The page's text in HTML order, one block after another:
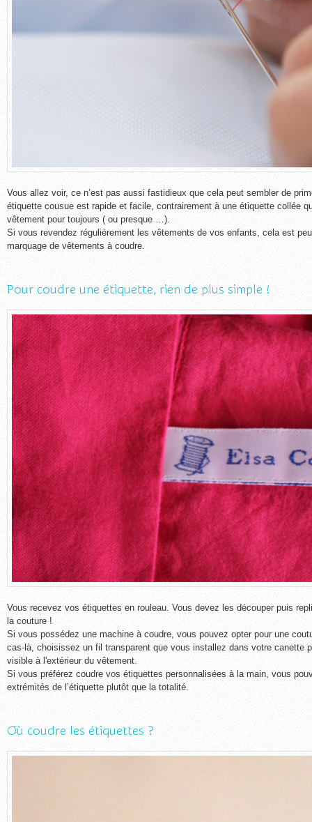
Vous allez voir, ce n’est pas aussi fastidieux que cela peut sembler de
étiquette cousue est rapide et facile, contrairement à une étiquette collée
vêtement pour toujours ( ou presque …).
Si vous revendez régulièrement les vêtements de vos enfants, cela est
marquage de vêtements à coudre.
Pour coudre une étiquette, rien de plus simple !
Vous recevez vos étiquettes en rouleau. Vous devez les découper puis
la couture !
Si vous possédez une machine à coudre, vous pouvez opter pour une
cas-là, choisissez un fil transparent que vous installez dans votre canette
visible à l'extérieur du vêtement.
Si vous préférez coudre vos étiquettes personnalisées à la main, vous
extrémités de l’étiquette plutôt que la totalité.
Où coudre les étiquettes ?